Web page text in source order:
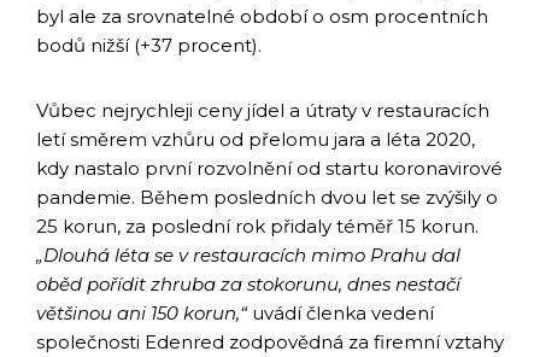
byl ale za srovnatelné období o osm procentních
bodů nižší (+37 procent).
Vůbec nejrychleji ceny jídel a útraty v restauracích
letí směrem vzhůru od přelomu jara a léta 2020,
kdy nastalo první rozvolnění od startu koronavirové
pandemie. Během posledních dvou let se zvýšily o
25 korun, za poslední rok přidaly téměř 15 korun.
„Dlouhá léta se v restauracích mimo Prahu dal
oběd pořídit zhruba za stokorunu, dnes nestačí
většinou ani 150 korun,“uvádí členka vedení
společnosti Edenred zodpovědná za firemní vztahy